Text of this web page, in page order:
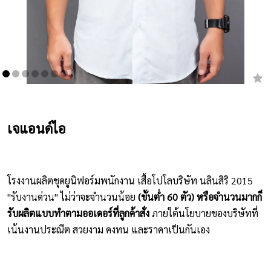
ผ้ากันเปื้อน
ชุดคลุมท้อง
หมวก
ผลิตภัณฑ์อื่นๆ
ตัวอย่างแขนเสื้อโปโล
สีผ้า
เจแอนด์ไอ
โรงงานผลิตชุดยูนิฟอร์มพนักงาน เสื้อโปโลบริษัท นลินสิริ 2015
"รับงานด่วน" ไม่ว่าจะจำนวนน้อย (ขั้นต่ำ 60 ตัว) หรือจำนวนมากก็
รับผลิตแบบทำตามออเดอร์ที่ลูกค้าสั่งภายใต้นโยบายของบริษัทที่
เน้นงานประณีต สวยงาม คงทน และราคาเป็นกันเอง